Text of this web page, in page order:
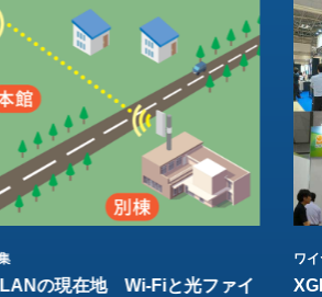
の現在地 Wi-Fiと光ファイ
ワ